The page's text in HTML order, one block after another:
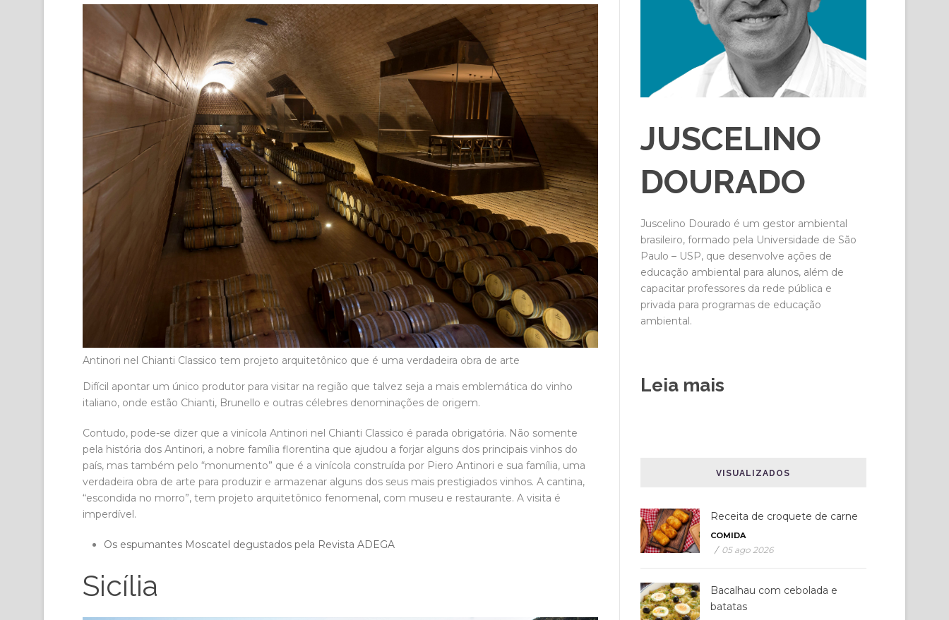
Antinori nel Chianti Classico tem projeto arquitetônico que é uma verdadeira obra de arte
Difícil apontar um único produtor para visitar na região que talvez seja a mais emblemática do vinho
italiano, onde estão Chianti, Brunello e outras célebres denominações de origem.
Contudo, pode-se dizer que a vinícola Antinori nel Chianti Classico é parada obrigatória. Não somente
pela história dos Antinori, a nobre família florentina que ajudou a forjar alguns dos principais vinhos do
país, mas também pelo “monumento” que é a vinícola construída por Piero Antinori e sua família, uma
verdadeira obra de arte para produzir e armazenar alguns dos seus mais prestigiados vinhos. A cantina,
“escondida no morro”, tem projeto arquitetônico fenomenal, com museu e restaurante. A visita é
imperdível.
Os espumantes Moscatel degustados pela Revista ADEGA
Sicília
JUSCELINO
DOURADO
Juscelino Dourado é um gestor ambiental
brasileiro, formado pela Universidade de São
Paulo – USP, que desenvolve ações de
educação ambiental para alunos, além de
capacitar professores da rede pública e
privada para programas de educação
ambiental.
Leia mais
VISUALIZADOS
Receita de croquete de carne
COMIDA
/ 05 ago 2026
Bacalhau com cebolada e
batatas